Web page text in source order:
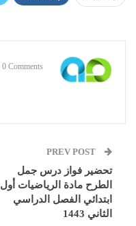
0 Comments
تحضير فواز درس جمل
الطرح مادة الرياضيات أول
ابتدائي الفصل الدراسي
الثاني 1443